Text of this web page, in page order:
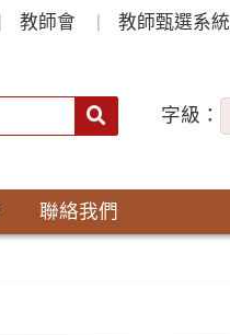
教師會 教師甄選系統
字級：
聯絡我們